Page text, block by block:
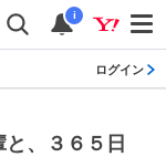
i
ログイン
、３６５日